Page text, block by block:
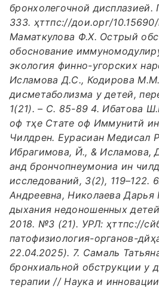
бронхолегочной
333. ҳттпс://дои.орг/
Маматкулова Ф.Х. Острый
обоснование
экология финно-угорских
Исламова Д.С., Кодирова
дисметаболизма у детей,
1(21). – С. 85-89 4. Ибатова
оф тҳе Стате оф Иммунитй
Чилдрен. Еурасиан Медиcал
Ибрагимова, Й., & Исламова,
анд брончопнеумониа ин
исследований, 3(2),
Андреевна, Николаева Дарья
дыхания недоношенных
2018. №3 (21). УРЛ: ҳттпс://
патофизиология-органов-
22.04.2025). 7. Самаль
бронхиальной обструкции у
терапии // Наука и